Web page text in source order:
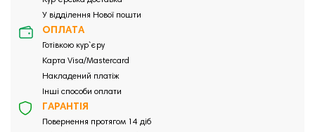
У відділення Нової пошти
ОПЛАТА
Готівкою кур`єру
Карта Visa/Mastercard
Накладений платіж
Інші способи оплати
ГАРАНТІЯ
Повернення протягом 14 діб